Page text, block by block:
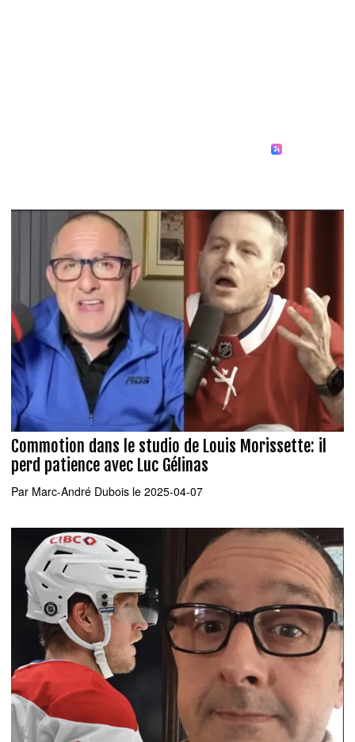
Commotion dans le studio de Louis Morissette: il
perd patience avec Luc Gélinas
Par Marc-André Dubois le 2025-04-07